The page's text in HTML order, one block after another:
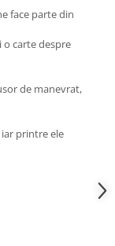
face parte din
o carte despre
de manevrat,
printre ele